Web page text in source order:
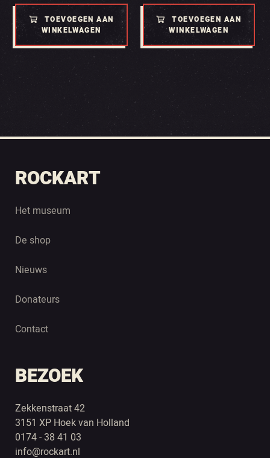
TOEVOEGEN AAN
WINKELWAGEN
TOEVOEGEN AAN
WINKELWAGEN
ROCKART
Het museum
De shop
Nieuws
Donateurs
Contact
BEZOEK
Zekkenstraat 42
3151 XP Hoek van Holland
0174 - 38 41 03
info@rockart.nl